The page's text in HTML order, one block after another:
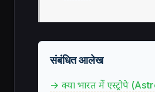
संबंधित आलेख
→ क्या भारत में एस्ट्रोपे